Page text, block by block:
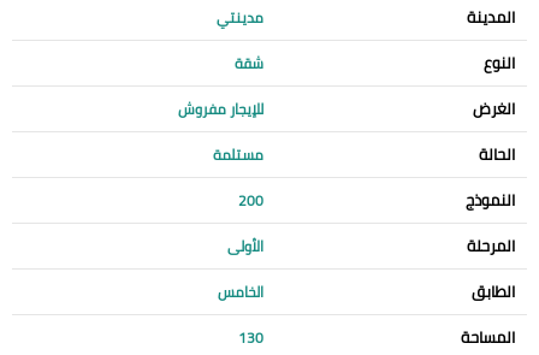
المدينة مدينتي
النوع شقة
الغرض للإيجار مفروش
الحالة مستلمة
النموذج 200
المرحلة الأولى
الطابق الخامس
المساحة 130